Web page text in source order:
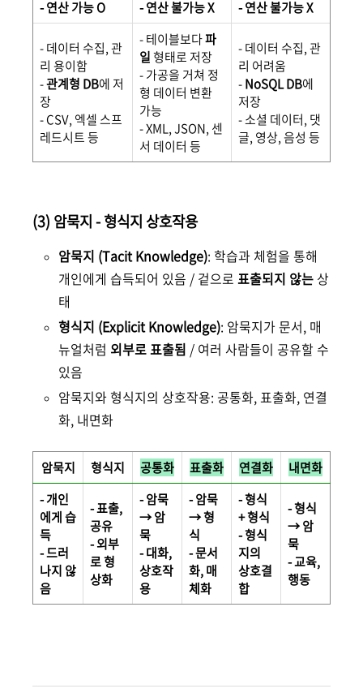
- 연산 가능 O
- 연산 불가능 X
- 연산 불가능 X
- 데이터 수집, 관
리 용이함
-관계형 DB에 저
장
- CSV, 엑셀 스프
레드시트 등
- 테이블보다파
일형태로 저장
- 가공을 거쳐 정
형 데이터 변환
가능
- XML, JSON, 센
서 데이터 등
- 데이터 수집, 관
리 어려움
-NoSQL DB에
저장
- 소셜 데이터, 댓
글, 영상, 음성 등
(3) 암묵지 - 형식지 상호작용
암묵지 (Tacit Knowledge): 학습과 체험을 통해
개인에게 습득되어 있음 / 겉으로 표출되지 않는 상
태
형식지 (Explicit Knowledge): 암묵지가 문서, 매
뉴얼처럼 외부로 표출됨 / 여러 사람들이 공유할 수
있음
암묵지와 형식지의 상호작용: 공통화, 표출화, 연결
화, 내면화
암묵지 형식지 공통화 표출화 연결화
내면화
- 개인
에게 습
득
- 드러
나지 않
음
- 표출,
공유
- 외부
로 형
상화
- 암묵
→ 암
묵
- 대화,
상호작
용
- 암묵
→ 형
식
- 문서
화, 매
체화
- 형식
+ 형식
- 형식
지의
상호결
합
- 형식
→ 암
묵
- 교육,
행동